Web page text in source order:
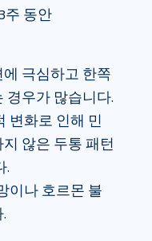
주 동안
극심하고 한쪽
경우가 많습니다.
변화로 인해 민
않은 두통 패턴
.
이나 호르몬 불